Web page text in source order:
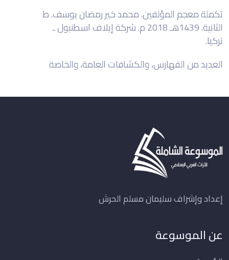
تكملة معجم المؤلفين. محمد خير رمضان يوسف. ط
الثانية. 1439هـ 2018 م. شركة إيلاف اسطنبول ـ
تركيا.
العديد من الفهارس، والكشافات العامة، والخاصة
إعداد وإشراف سليمان مسلم الحرش
عن الموسوعة